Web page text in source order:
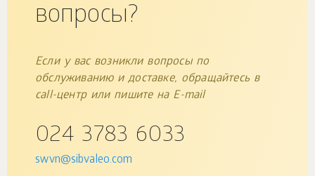
вопросы?
Если у вас возникли вопросы по
обслуживанию и доставке, обращайтесь в
call-центр или пишите на E-mail
024 3783 6033
swvn@sibvaleo.com